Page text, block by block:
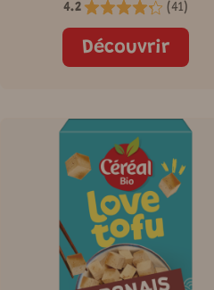
4.2 (41)
Découvrir